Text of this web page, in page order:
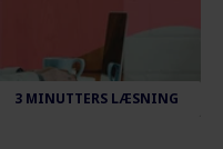
3 MINUTTERS LÆSNING